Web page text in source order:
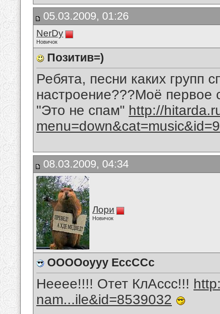
05.03.2009, 01:26
NerDy
Новичок
Позитив=)
Ребята, песни каких групп
настроение???Моё первое
"Это не спам" http://
menu=down&cat=music&id=9
08.03.2009, 04:34
Лори
Новичок
ООООоууу ЕссССс
Нееее!!!! Отет КлАссс!!!
nam...ile&id=8539032